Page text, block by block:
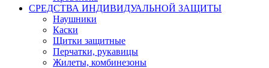
СРЕДСТВА ИНДИВИДУАЛЬНОЙ ЗАЩИТЫ
Наушники
Каски
Щитки защитные
Перчатки, рукавицы
Жилеты, комбинезоны